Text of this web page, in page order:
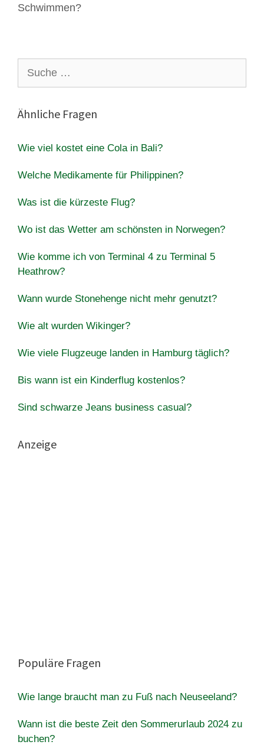
Schwimmen?
nach:
Ähnliche Fragen
Wie viel kostet eine Cola in Bali?
Welche Medikamente für Philippinen?
Was ist die kürzeste Flug?
Wo ist das Wetter am schönsten in Norwegen?
Wie komme ich von Terminal 4 zu Terminal 5
Heathrow?
Wann wurde Stonehenge nicht mehr genutzt?
Wie alt wurden Wikinger?
Wie viele Flugzeuge landen in Hamburg täglich?
Bis wann ist ein Kinderflug kostenlos?
Sind schwarze Jeans business casual?
Anzeige
Populäre Fragen
Wie lange braucht man zu Fuß nach Neuseeland?
Wann ist die beste Zeit den Sommerurlaub 2024 zu
buchen?